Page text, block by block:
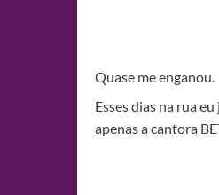
Quase me enganou.
Esses dias na rua
apenas a cantora